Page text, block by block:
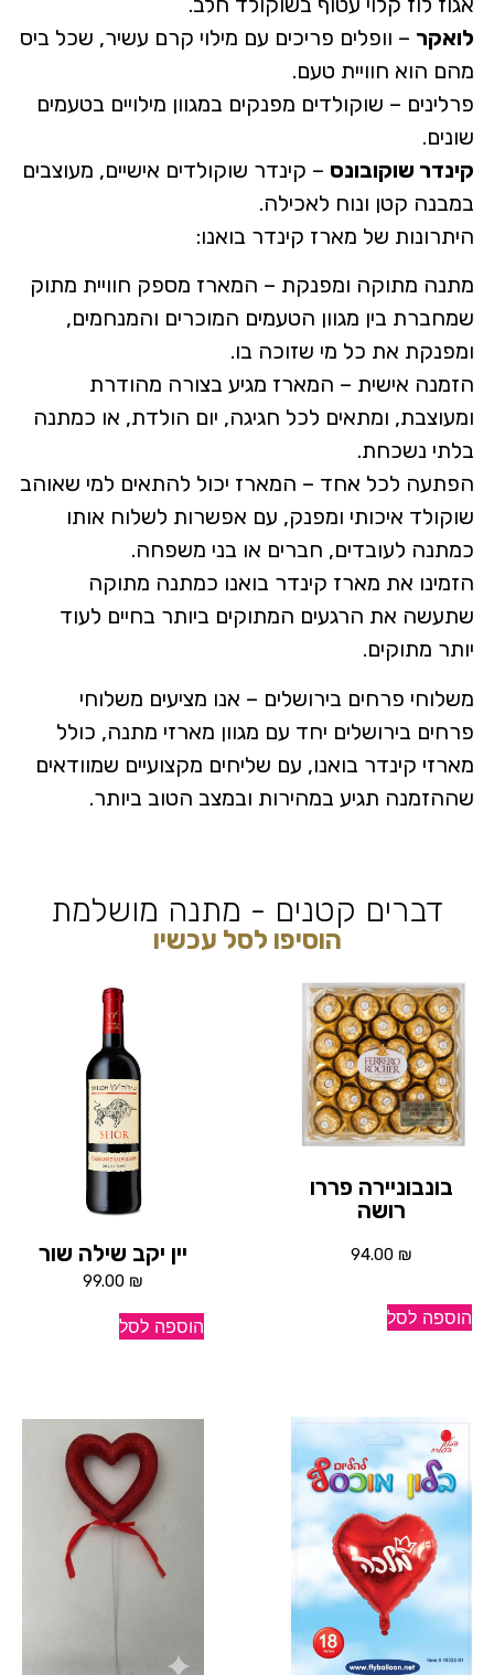
לואקר – וופלים פריכים עם מילוי קרם עשיר, שכל ביס
מהם הוא חוויית טעם.
פרלינים – שוקולדים מפנקים במגוון מילויים בטעמים
שונים.
קינדר שוקובונס – קינדר שוקולדים אישיים, מעוצבים
במבנה קטן ונוח לאכילה.
היתרונות של מארז קינדר בואנו:
מתנה מתוקה ומפנקת – המארז מספק חוויית מתוק
שמחברת בין מגוון הטעמים המוכרים והמנחמים,
ומפנקת את כל מי שזוכה בו.
הזמנה אישית – המארז מגיע בצורה מהודרת
ומעוצבת, ומתאים לכל חגיגה, יום הולדת, או כמתנה
בלתי נשכחת.
הפתעה לכל אחד – המארז יכול להתאים למי שאוהב
שוקולד איכותי ומפנק, עם אפשרות לשלוח אותו
כמתנה לעובדים, חברים או בני משפחה.
הזמינו את מארז קינדר בואנו כמתנה מתוקה
שתעשה את הרגעים המתוקים ביותר בחיים לעוד
יותר מתוקים.
משלוחי פרחים בירושלים – אנו מציעים משלוחי
פרחים בירושלים יחד עם מגוון מארזי מתנה, כולל
מארזי קינדר בואנו, עם שליחים מקצועיים שמוודאים
שההזמנה תגיע במהירות ובמצב הטוב ביותר.
דברים קטנים - מתנה מושלמת
הוסיפו לסל עכשיו
בונבוניירה פררו
רושה
94.00 ₪
הוספה לסל
יין יקב שילה שור
99.00 ₪
הוספה לסל